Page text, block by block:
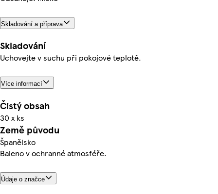
Skladování a příprava
Skladování
Uchovejte v suchu při pokojové teplotě.
Více informací
Čistý obsah
30 x ks
Země původu
Španělsko
Baleno v ochranné atmosféře.
Údaje o značce